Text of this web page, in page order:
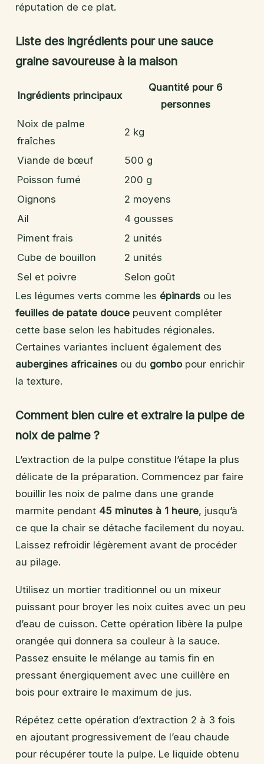
réputation de ce plat.
Liste des ingrédients pour une sauce
graine savoureuse à la maison
Ingrédients principaux
Quantité pour 6
personnes
Noix de palme
fraîches
2 kg
Viande de bœuf
500 g
Poisson fumé
200 g
Oignons
2 moyens
Ail
4 gousses
Piment frais
2 unités
Cube de bouillon
2 unités
Sel et poivre
Selon goût
Les légumes verts comme les épinards ou les
feuilles de patate douce peuvent compléter
cette base selon les habitudes régionales.
Certaines variantes incluent également des
aubergines africaines ou du gombopour enrichir
la texture.
Comment bien cuire et extraire la pulpe de
noix de palme ?
L’extraction de la pulpe constitue l’étape la plus
délicate de la préparation. Commencez par faire
bouillir les noix de palme dans une grande
marmite pendant 45 minutes à 1 heure, jusqu’à
ce que la chair se détache facilement du noyau.
Laissez refroidir légèrement avant de procéder
au pilage.
Utilisez un mortier traditionnel ou un mixeur
puissant pour broyer les noix cuites avec un peu
d’eau de cuisson. Cette opération libère la pulpe
orangée qui donnera sa couleur à la sauce.
Passez ensuite le mélange au tamis fin en
pressant énergiquement avec une cuillère en
bois pour extraire le maximum de jus.
Répétez cette opération d’extraction 2 à 3 fois
en ajoutant progressivement de l’eau chaude
pour récupérer toute la pulpe. Le liquide obtenu